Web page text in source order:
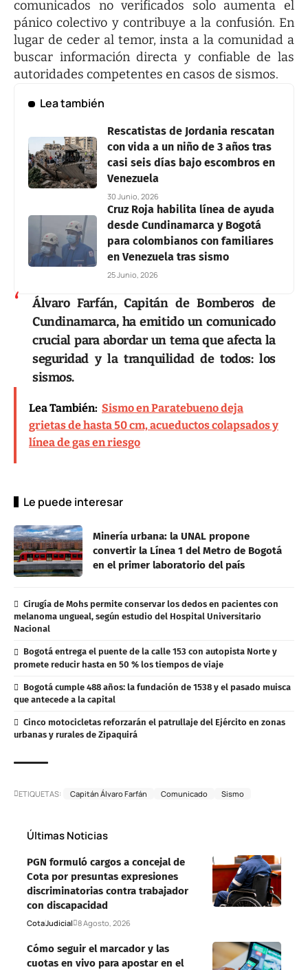
comunicados no verificados solo aumenta el
pánico colectivo y contribuye a la confusión. En
lugar de ceder al temor, insta a la comunidad a
buscar información directa y confiable de las
autoridades competentes en casos de sismos.
Lea también
Rescatistas de Jordania rescatan
con vida a un niño de 3 años tras
casi seis días bajo escombros en
Venezuela
30 Junio, 2026
Cruz Roja habilita línea de ayuda
desde Cundinamarca y Bogotá
para colombianos con familiares
en Venezuela tras sismo
25 Junio, 2026
Álvaro Farfán, Capitán de Bomberos de
Cundinamarca, ha emitido un comunicado
crucial para abordar un tema que afecta la
seguridad y la tranquilidad de todos: los
sismos.
Lea También: Sismo en Paratebueno deja
grietas de hasta 50 cm, acueductos colapsados y
línea de gas en riesgo
Le puede interesar
Minería urbana: la UNAL propone
convertir la Línea 1 del Metro de Bogotá
en el primer laboratorio del país
Cirugía de Mohs permite conservar los dedos en pacientes con
melanoma ungueal, según estudio del Hospital Universitario
Nacional
Bogotá entrega el puente de la calle 153 con autopista Norte y
promete reducir hasta en 50 % los tiempos de viaje
Bogotá cumple 488 años: la fundación de 1538 y el pasado muisca
que antecede a la capital
Cinco motocicletas reforzarán el patrullaje del Ejército en zonas
urbanas y rurales de Zipaquirá
ETIQUETAS: Capitán Álvaro Farfán Comunicado Sismo
Últimas Noticias
PGN formuló cargos a concejal de
Cota por presuntas expresiones
discriminatorias contra trabajador
con discapacidad
CotaJudicial 8 Agosto, 2026
Cómo seguir el marcador y las
cuotas en vivo para apostar en el